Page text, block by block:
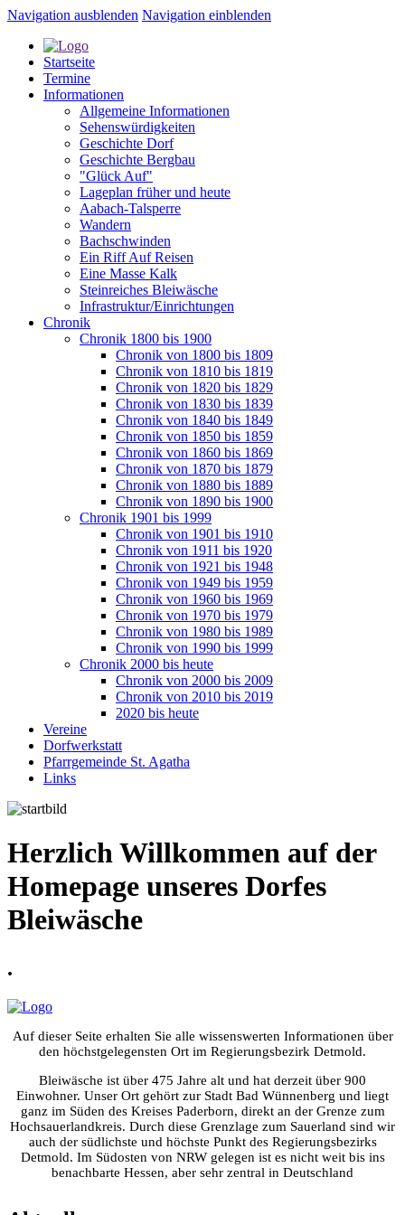
Navigation ausblenden Navigation einblenden
Startseite
Termine
Informationen
Allgemeine Informationen
Sehenswürdigkeiten
Geschichte Dorf
Geschichte Bergbau
"Glück Auf"
Lageplan früher und heute
Aabach-Talsperre
Wandern
Bachschwinden
Ein Riff Auf Reisen
Eine Masse Kalk
Steinreiches Bleiwäsche
Infrastruktur/Einrichtungen
Chronik
Chronik 1800 bis 1900
Chronik von 1800 bis 1809
Chronik von 1810 bis 1819
Chronik von 1820 bis 1829
Chronik von 1830 bis 1839
Chronik von 1840 bis 1849
Chronik von 1850 bis 1859
Chronik von 1860 bis 1869
Chronik von 1870 bis 1879
Chronik von 1880 bis 1889
Chronik von 1890 bis 1900
Chronik 1901 bis 1999
Chronik von 1901 bis 1910
Chronik von 1911 bis 1920
Chronik von 1921 bis 1948
Chronik von 1949 bis 1959
Chronik von 1960 bis 1969
Chronik von 1970 bis 1979
Chronik von 1980 bis 1989
Chronik von 1990 bis 1999
Chronik 2000 bis heute
Chronik von 2000 bis 2009
Chronik von 2010 bis 2019
2020 bis heute
Vereine
Dorfwerkstatt
Pfarrgemeinde St. Agatha
Links
Herzlich Willkommen auf der
Homepage unseres Dorfes
Bleiwäsche
.
Auf dieser Seite erhalten Sie alle wissenswerten Informationen über
den höchstgelegensten Ort im Regierungsbezirk Detmold.
Bleiwäsche ist über 475 Jahre alt und hat derzeit über 900
Einwohner. Unser Ort gehört zur Stadt Bad Wünnenberg und liegt
ganz im Süden des Kreises Paderborn, direkt an der Grenze zum
Hochsauerlandkreis. Durch diese Grenzlage zum Sauerland sind wir
auch der südlichste und höchste Punkt des Regierungsbezirks
Detmold. Im Südosten von NRW gelegen ist es nicht weit bis ins
benachbarte Hessen, aber sehr zentral in Deutschland